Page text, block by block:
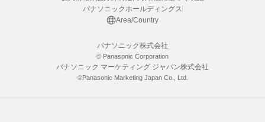
パナソニックホールディングス
Area/Country
パナソニック株式会社
© Panasonic Corporation
パナソニック マーケティング ジャパン株式会社
©Panasonic Marketing Japan Co., Ltd.